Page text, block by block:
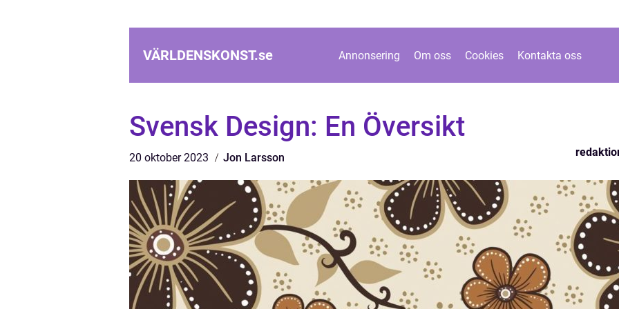
VÄRLDENSKONST.se Annonsering Om oss Cookies Kontakta oss
Svensk Design: En Översikt
20 oktober 2023 Jon Larsson